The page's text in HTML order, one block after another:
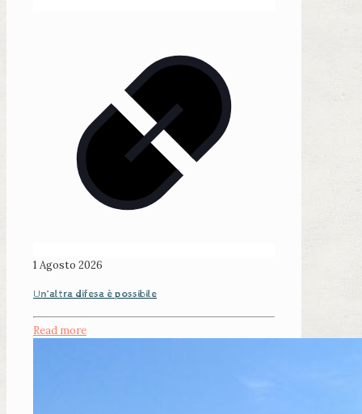
1 Agosto 2026
Un’altra difesa è possibile
Read more